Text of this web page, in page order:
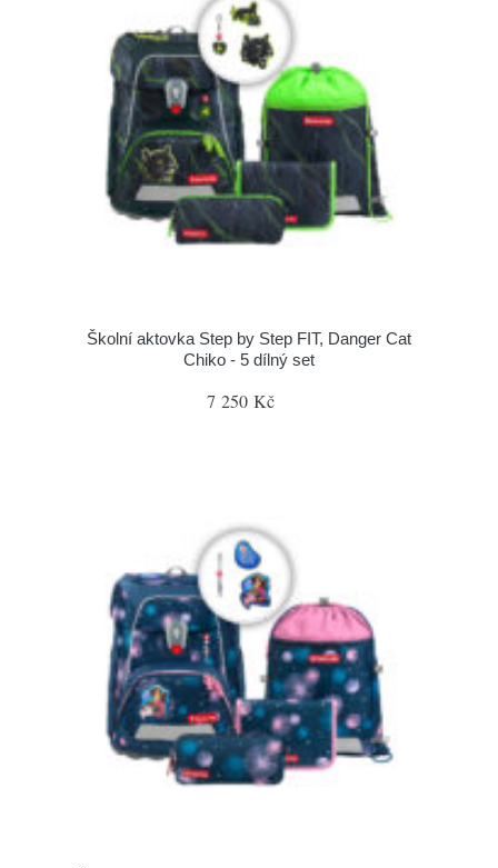
Školní aktovka Step by Step FIT, Danger Cat
Chiko - 5 dílný set
7 250 Kč